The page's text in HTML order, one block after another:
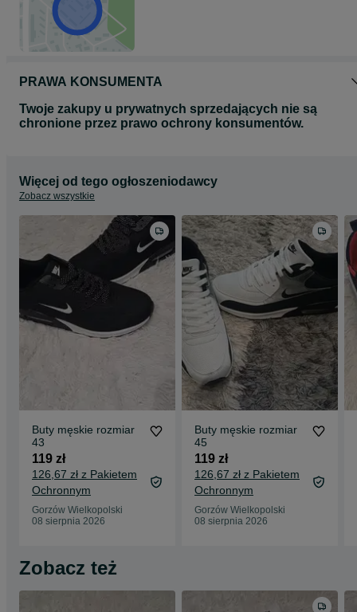
PRAWA KONSUMENTA
Twoje zakupy u prywatnych sprzedających nie są
chronione przez prawo ochrony konsumentów.
Więcej od tego ogłoszeniodawcy
Zobacz wszystkie
Buty męskie rozmiar
43
119 zł
126,67 zł z Pakietem
Ochronnym
Gorzów Wielkopolski
08 sierpnia 2026
Buty męskie rozmiar
45
119 zł
126,67 zł z Pakietem
Ochronnym
Gorzów Wielkopolski
08 sierpnia 2026
Zobacz też